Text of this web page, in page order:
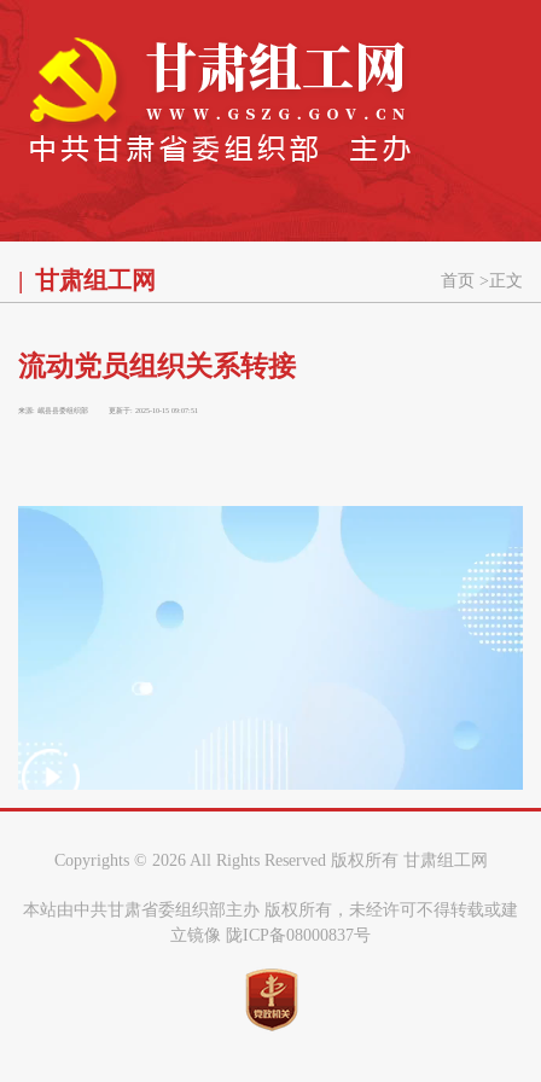
甘肃组工网 首页 > 正文
流动党员组织关系转接
来源: 岷县县委组织部 更新于: 2025-10-15 09:07:51
Copyrights © 2026 All Rights Reserved 版权所有 甘肃组工网
本站由中共甘肃省委组织部主办 版权所有，未经许可不得转载或建
立镜像 陇ICP备08000837号